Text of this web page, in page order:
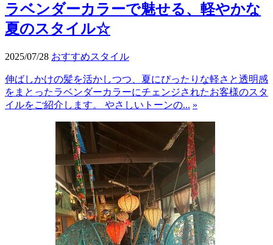
ラベンダーカラーで魅せる、軽やかな
夏のスタイル☆
2025/07/28 おすすめスタイル
伸ばしかけの髪を活かしつつ、夏にぴったりな軽さと透明感
をまとったラベンダーカラーにチェンジされたお客様のスタ
イルをご紹介します。 やさしいトーンの... »